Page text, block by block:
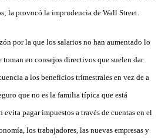
la provocó la imprudencia de Wall Street.
por la que los salarios no han aumentado lo
toman en consejos directivos que suelen dar
a los beneficios trimestrales en vez de a
que no es la familia típica que está
evita pagar impuestos a través de cuentas en el
los trabajadores, las nuevas empresas y